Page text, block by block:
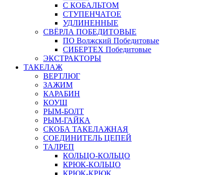
С КОБАЛЬТОМ
СТУПЕНЧАТОЕ
УДЛИНЕННЫЕ
СВЁРЛА ПОБЕДИТОВЫЕ
ПО Волжский Победитовые
СИБЕРТЕХ Победитовые
ЭКСТРАКТОРЫ
ТАКЕЛАЖ
ВЕРТЛЮГ
ЗАЖИМ
КАРАБИН
КОУШ
РЫМ-БОЛТ
РЫМ-ГАЙКА
СКОБА ТАКЕЛАЖНАЯ
СОЕДИНИТЕЛЬ ЦЕПЕЙ
ТАЛРЕП
КОЛЬЦО-КОЛЬЦО
КРЮК-КОЛЬЦО
КРЮК-КРЮК